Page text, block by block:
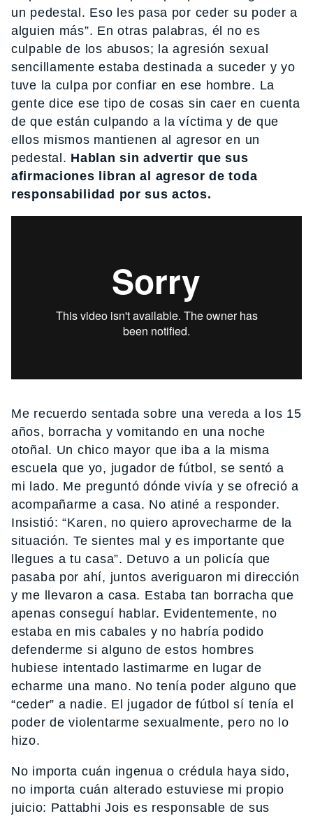
un pedestal. Eso les pasa por ceder su poder a
alguien más”. En otras palabras, él no es
culpable de los abusos; la agresión sexual
sencillamente estaba destinada a suceder y yo
tuve la culpa por confiar en ese hombre. La
gente dice ese tipo de cosas sin caer en cuenta
de que están culpando a la víctima y de que
ellos mismos mantienen al agresor en un
pedestal. Hablan sin advertir que sus
afirmaciones libran al agresor de toda
responsabilidad por sus actos.
Me recuerdo sentada sobre una vereda a los 15
años, borracha y vomitando en una noche
otoñal. Un chico mayor que iba a la misma
escuela que yo, jugador de fútbol, se sentó a
mi lado. Me preguntó dónde vivía y se ofreció a
acompañarme a casa. No atiné a responder.
Insistió: “Karen, no quiero aprovecharme de la
situación. Te sientes mal y es importante que
llegues a tu casa”. Detuvo a un policía que
pasaba por ahí, juntos averiguaron mi dirección
y me llevaron a casa. Estaba tan borracha que
apenas conseguí hablar. Evidentemente, no
estaba en mis cabales y no habría podido
defenderme si alguno de estos hombres
hubiese intentado lastimarme en lugar de
echarme una mano. No tenía poder alguno que
“ceder” a nadie. El jugador de fútbol sí tenía el
poder de violentarme sexualmente, pero no lo
hizo.
No importa cuán ingenua o crédula haya sido,
no importa cuán alterado estuviese mi propio
juicio: Pattabhi Jois es responsable de sus